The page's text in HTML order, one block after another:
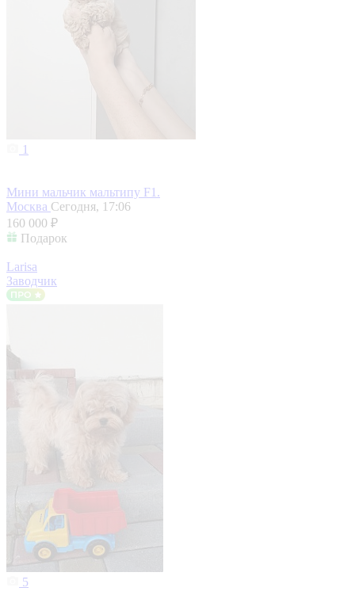
1
Мини мальчик мальтипу F1.
Москва Сегодня, 17:06
160 000 ₽
Подарок
Larisa
Заводчик
5